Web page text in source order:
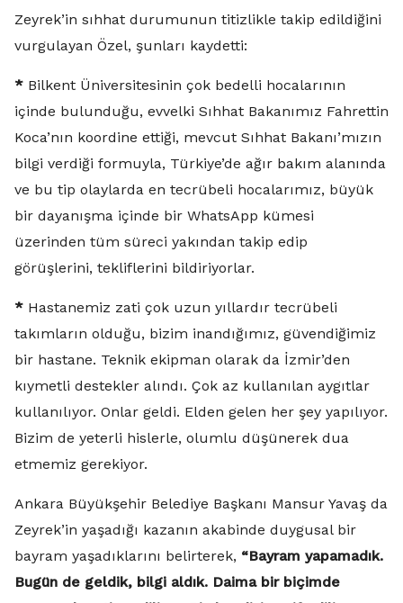
Zeyrek’in sıhhat durumunun titizlikle takip edildiğini
vurgulayan Özel, şunları kaydetti:
* Bilkent Üniversitesinin çok bedelli hocalarının
içinde bulunduğu, evvelki Sıhhat Bakanımız Fahrettin
Koca’nın koordine ettiği, mevcut Sıhhat Bakanı’mızın
bilgi verdiği formuyla, Türkiye’de ağır bakım alanında
ve bu tip olaylarda en tecrübeli hocalarımız, büyük
bir dayanışma içinde bir WhatsApp kümesi
üzerinden tüm süreci yakından takip edip
görüşlerini, tekliflerini bildiriyorlar.
* Hastanemiz zati çok uzun yıllardır tecrübeli
takımların olduğu, bizim inandığımız, güvendiğimiz
bir hastane. Teknik ekipman olarak da İzmir’den
kıymetli destekler alındı. Çok az kullanılan aygıtlar
kullanılıyor. Onlar geldi. Elden gelen her şey yapılıyor.
Bizim de yeterli hislerle, olumlu düşünerek dua
etmemiz gerekiyor.
Ankara Büyükşehir Belediye Başkanı Mansur Yavaş da
Zeyrek’in yaşadığı kazanın akabinde duygusal bir
bayram yaşadıklarını belirterek, “Bayram yapamadık.
Bugün de geldik, bilgi aldık. Daima bir biçimde